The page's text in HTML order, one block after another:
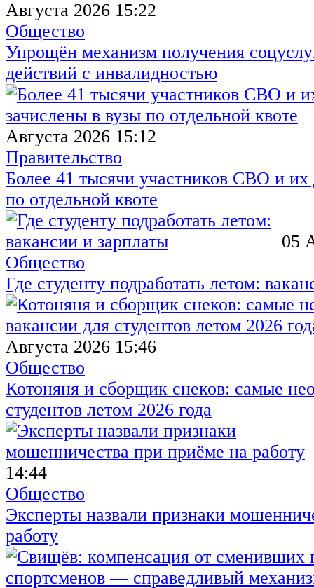
Августа 2026 15:22
Общество
Упрощён механизм получения
действий с инвалидностью
Августа 2026 15:12
Правительство
Более 41 тысячи участников СВО и их
по отдельной квоте
05
Общество
Где студенту подработать летом:
Августа 2026 15:46
Общество
Котоняня и сборщик снеков: самые
студентов летом 2026 года
14:44
Общество
Эксперты назвали признаки
работу